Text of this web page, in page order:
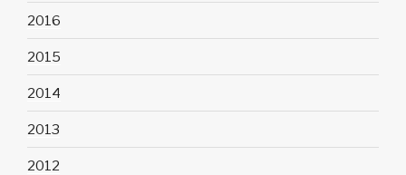
2016
2015
2014
2013
2012